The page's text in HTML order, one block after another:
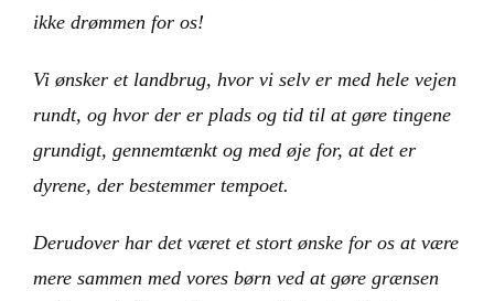
ikke drømmen for os!
Vi ønsker et landbrug, hvor vi selv er med hele vejen
rundt, og hvor der er plads og tid til at gøre tingene
grundigt, gennemtænkt og med øje for, at det er
dyrene, der bestemmer tempoet.
Derudover har det været et stort ønske for os at være
mere sammen med vores børn ved at gøre grænsen